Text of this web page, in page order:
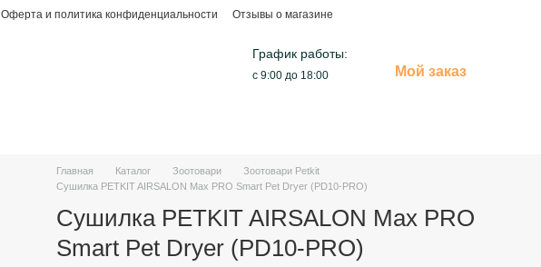
Оферта и политика конфиденциальности Отзывы о магазине
График работы:
с 9:00 до 18:00 Мой заказ
Главная Каталог Зоотовари
Зоотовари Petkit
Сушилка PETKIT AIRSALON Max PRO Smart Pet Dryer (PD10-PRO)
Сушилка PETKIT AIRSALON Max PRO
Smart Pet Dryer (PD10-PRO)